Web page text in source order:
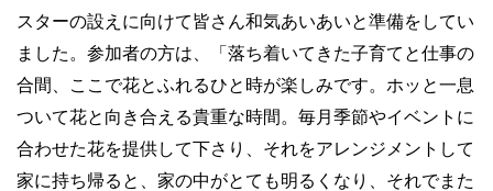
スターの設えに向けて皆さん和気あいあいと準備をしてい
ました。参加者の方は、「落ち着いてきた子育てと仕事の
合間、ここで花とふれるひと時が楽しみです。ホッと一息
ついて花と向き合える貴重な時間。毎月季節やイベントに
合わせた花を提供して下さり、それをアレンジメントして
家に持ち帰ると、家の中がとても明るくなり、それでまた